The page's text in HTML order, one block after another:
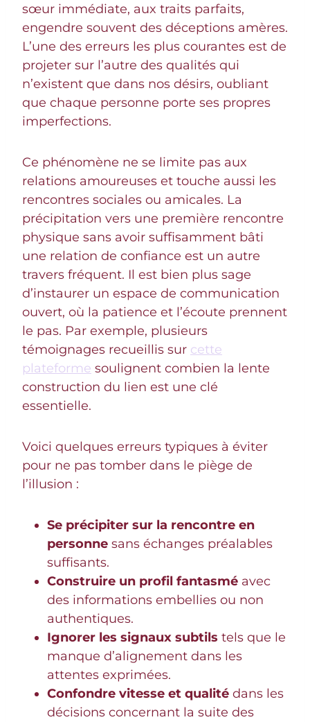
sœur immédiate, aux traits parfaits,
engendre souvent des déceptions amères.
L’une des erreurs les plus courantes est de
projeter sur l’autre des qualités qui
n’existent que dans nos désirs, oubliant
que chaque personne porte ses propres
imperfections.
Ce phénomène ne se limite pas aux
relations amoureuses et touche aussi les
rencontres sociales ou amicales. La
précipitation vers une première rencontre
physique sans avoir suffisamment bâti
une relation de confiance est un autre
travers fréquent. Il est bien plus sage
d’instaurer un espace de communication
ouvert, où la patience et l’écoute prennent
le pas. Par exemple, plusieurs
témoignages recueillis sur cette
plateforme soulignent combien la lente
construction du lien est une clé
essentielle.
Voici quelques erreurs typiques à éviter
pour ne pas tomber dans le piège de
l’illusion :
Se précipiter sur la rencontre en
personne sans échanges préalables
suffisants.
Construire un profil fantasmé avec
des informations embellies ou non
authentiques.
Ignorer les signaux subtils tels que le
manque d’alignement dans les
attentes exprimées.
Confondre vitesse et qualité dans les
décisions concernant la suite des